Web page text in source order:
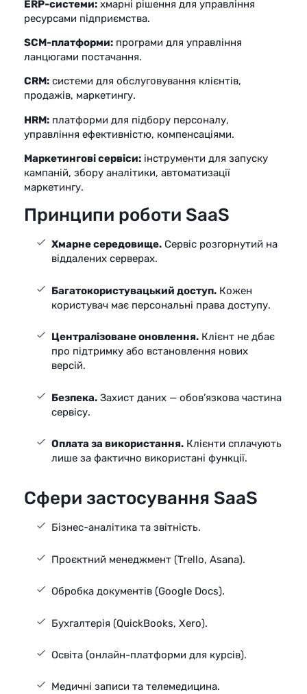
ERP-системи: хмарні рішення для управління
ресурсами підприємства.
SCM-платформи: програми для управління
ланцюгами постачання.
CRM: системи для обслуговування клієнтів,
продажів, маркетингу.
HRM: платформи для підбору персоналу,
управління ефективністю, компенсаціями.
Маркетингові сервіси: інструменти для запуску
кампаній, збору аналітики, автоматизації
маркетингу.
Принципи роботи SaaS
Хмарне середовище. Сервіс розгорнутий на
віддалених серверах.
Багатокористувацький доступ. Кожен
користувач має персональні права доступу.
Централізоване оновлення. Клієнт не дбає
про підтримку або встановлення нових
версій.
Безпека. Захист даних — обов’язкова частина
сервісу.
Оплата за використання. Клієнти сплачують
лише за фактично використані функції.
Сфери застосування SaaS
Бізнес-аналітика та звітність.
Проєктний менеджмент (Trello, Asana).
Обробка документів (Google Docs).
Бухгалтерія (QuickBooks, Xero).
Освіта (онлайн-платформи для курсів).
Медичні записи та телемедицина.